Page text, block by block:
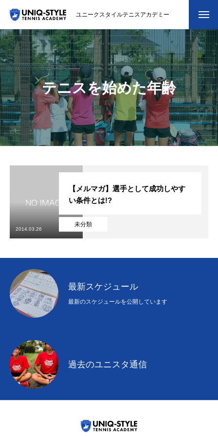
ユニークスタイルテニスアカデミー
初めての方
システム・クラス・料金
スクール紹介・コーチ紹介
大会・イベント
ブログ
会員専用ページ
システム・クラス・料金
テニスを始めた年齢
未分類
【メルマガ】選手として成功しやす
い条件とは!?
2014.03.26
最新スケジュール
最新のスケジュールを公開しています
過去のユニスタ通信